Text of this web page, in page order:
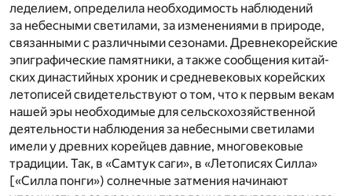
леделием, определила необходимость наблюдений
за небесными светилами, за изменениями в природе,
свя­занными с различными сезонами. Древнекорейские
эпиграфические па­мятники, а также сообщения китай­
ских династийных хроник и средневековых корейских
летописей свиде­тельствуют о том, что к первым векам
нашей эры необходимые для сельскохозяйственной
деятельности наблюдения за небесными светилами
имели у древних корейцев давние, многовековые
традиции. Так, в «Самтук саги», в «Летописях Силла»
[«Силла понги») солнечные затмения начинают